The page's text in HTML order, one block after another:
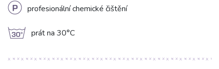
L profesionální chemické čištění
g prát na 30°C